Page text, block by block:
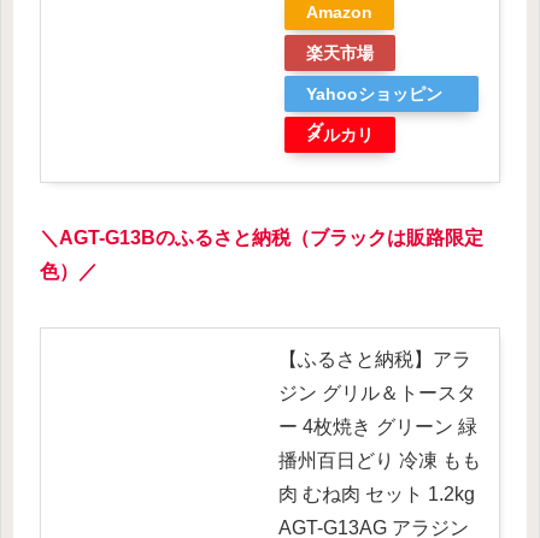
Amazon
楽天市場
Yahooショッピン
グ
メルカリ
＼ AGT-G13Bのふるさと納税（ブラックは販路限定
色）／
【ふるさと納税】アラ
ジン グリル＆トースタ
ー 4枚焼き グリーン 緑
播州百日どり 冷凍 もも
肉 むね肉 セット 1.2kg
AGT-G13AG アラジン